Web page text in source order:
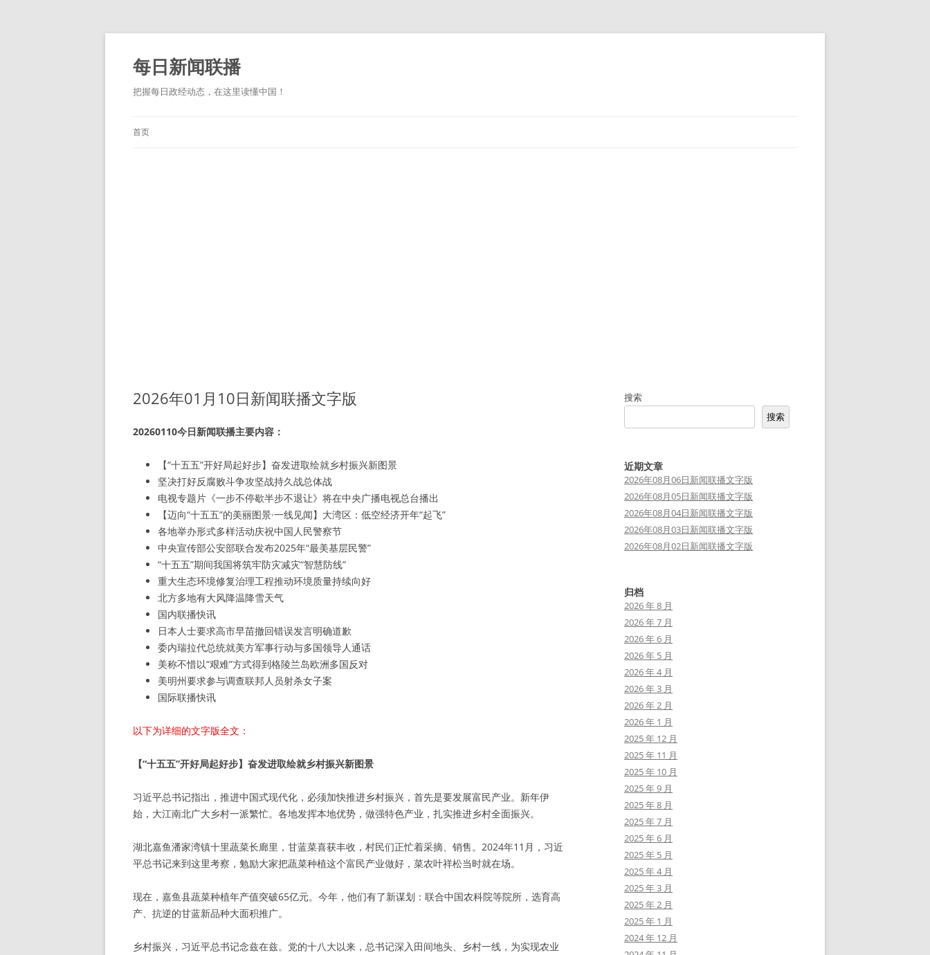
跳
正
文
每日新闻联播
把握每日政经动态，在这里读懂中国！
首页
2026年01月10日新闻联播文字版
20260110今日新闻联播主要内容：
【“十五五”开好局起好步】奋发进取绘就乡村振兴新图景
坚决打好反腐败斗争攻坚战持久战总体战
电视专题片《一步不停歇半步不退让》将在中央广播电视总台播出
【迈向“十五五”的美丽图景·一线见闻】大湾区：低空经济开年“起飞”
各地举办形式多样活动庆祝中国人民警察节
中央宣传部公安部联合发布2025年“最美基层民警”
“十五五”期间我国将筑牢防灾减灾“智慧防线”
重大生态环境修复治理工程推动环境质量持续向好
北方多地有大风降温降雪天气
国内联播快讯
日本人士要求高市早苗撤回错误发言明确道歉
委内瑞拉代总统就美方军事行动与多国领导人通话
美称不惜以“艰难”方式得到格陵兰岛欧洲多国反对
美明州要求参与调查联邦人员射杀女子案
国际联播快讯
以下为详细的文字版全文：
【“十五五”开好局起好步】奋发进取绘就乡村振兴新图景
习近平总书记指出，推进中国式现代化，必须加快推进乡村振兴，首先是要发展富民产业。新年伊
始，大江南北广大乡村一派繁忙。各地发挥本地优势，做强特色产业，扎实推进乡村全面振兴。
湖北嘉鱼潘家湾镇十里蔬菜长廊里，甘蓝菜喜获丰收，村民们正忙着采摘、销售。2024年11月，习近
平总书记来到这里考察，勉励大家把蔬菜种植这个富民产业做好，菜农叶祥松当时就在场。
现在，嘉鱼县蔬菜种植年产值突破65亿元。今年，他们有了新谋划：联合中国农科院等院所，选育高
产、抗逆的甘蓝新品种大面积推广。
乡村振兴，习近平总书记念兹在兹。党的十八大以来，总书记深入田间地头、乡村一线，为实现农业
搜索
搜索
近期文章
2026年08月06日新闻联播文字版
2026年08月05日新闻联播文字版
2026年08月04日新闻联播文字版
2026年08月03日新闻联播文字版
2026年08月02日新闻联播文字版
归档
2026 年 8 月
2026 年 7 月
2026 年 6 月
2026 年 5 月
2026 年 4 月
2026 年 3 月
2026 年 2 月
2026 年 1 月
2025 年 12 月
2025 年 11 月
2025 年 10 月
2025 年 9 月
2025 年 8 月
2025 年 7 月
2025 年 6 月
2025 年 5 月
2025 年 4 月
2025 年 3 月
2025 年 2 月
2025 年 1 月
2024 年 12 月